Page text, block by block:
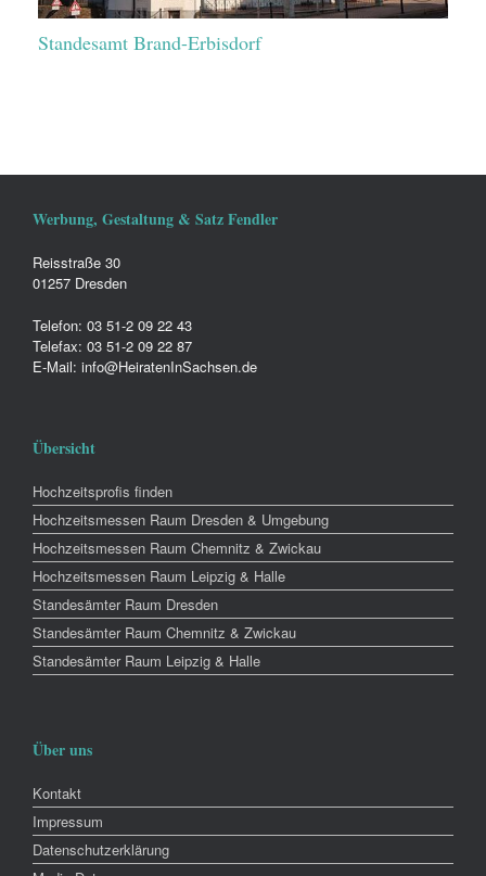
Standesamt Brand-Erbisdorf
Werbung, Gestaltung & Satz Fendler
Reisstraße 30
01257 Dresden
Telefon: 03 51-2 09 22 43
Telefax: 03 51-2 09 22 87
E-Mail: info@HeiratenInSachsen.de
Übersicht
Hochzeitsprofis finden
Hochzeitsmessen Raum Dresden & Umgebung
Hochzeitsmessen Raum Chemnitz & Zwickau
Hochzeitsmessen Raum Leipzig & Halle
Standesämter Raum Dresden
Standesämter Raum Chemnitz & Zwickau
Standesämter Raum Leipzig & Halle
Über uns
Kontakt
Impressum
Datenschutzerklärung